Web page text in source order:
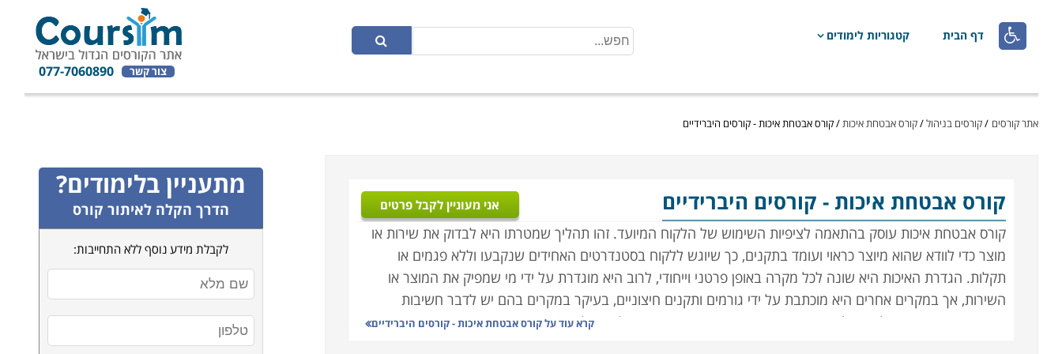
 דף הבית קטגוריות לימודים
צור קשר 077-7060890
אתר קורסים /קורסים בניהול/קורס אבטחת איכות/קורס אבטחת איכות - קורסים היברידיים
קורס אבטחת איכות- קורסים היברידיים אני מעוניין לקבל פרטים
קורס אבטחת איכות עוסק בהתאמה לציפיות השימוש של הלקוח המיועד. זהו תהליך שמטרתו היא לבדוק את שירות או
מוצר כדי לוודא שהוא מיוצר כראוי ועומד בתקנים, כך שיוגש ללקוח בסטנדרטים האחידים שנקבעו וללא פגמים או
תקלות. הגדרת האיכות היא שונה לכל מקרה באופן פרטני וייחודי, לרוב היא מוגדרת על ידי מי שמפיק את המוצר או
השירות, אך במקרים אחרים היא מוכתבת על ידי גורמים ותקנים חיצוניים, בעיקר במקרים בהם יש לדבר חשיבות
קריטית; מי שירכוש חולצה שלא תשרוד כביסה ראשונה יפסיד כמה שקלים ואולי את מצב הרוח, אך מי שירכוש תרופה או
קרא עוד עלקורס אבטחת איכות - קורסים היברידיים
מתעניין בלימודים?
הדרך הקלה לאיתור קורס
לקבלת מידע נוסף ללא התחייבות: